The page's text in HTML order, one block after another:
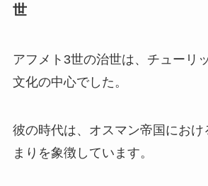
世
アフメト3世の治世は、チューリ
文化の中心でした。
彼の時代は、オスマン帝国におけ
まりを象徴しています。